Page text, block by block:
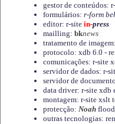
gestor de conteúdos:
formulários: r-form
editor: r-site in-press
mailling: bknews
tratamento de imagem:
protocolo: xdb 6.0 -
comunicações: r-site
servidor de dados: r-
servidor de
data driver: r-site xdb
montagem: r-site xslt
protecção: Noah
outras tecnologias: